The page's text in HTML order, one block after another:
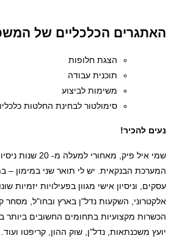
האתגרים הכלכליים של
הצגת חלופות
תוכנית עבודה
משימות לביצוע
סימולטור לבחינת החלטות
נעים להכיר!
שמי איל פיק, מאחורי
המערכת הבנקאית. יש לי תואר שני במימון –
עסקים, וניסיון אישי מגוון בפעילויות יזמיות
אלקטרוני, השקעות נדל"ן בארץ ובחו"ל, מסחר
הכשרות מקצועיות בתחומים החשובים ביותר
יועץ משכנתאות, נדל"ן, שוק ההון, קריפטו